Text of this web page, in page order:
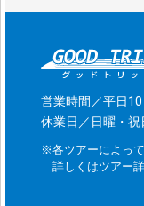
営業時間／平日
休業日／日曜・
※各ツアーによっ
詳しくはツアー